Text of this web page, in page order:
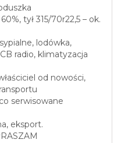
tył 315/70r22,5 – ok.
lodówka,
radio, klimatyzacja
od nowości,
serwisowane
eksport.